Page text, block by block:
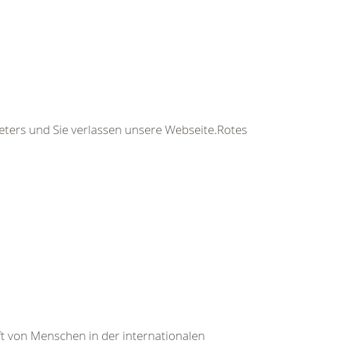
und Sie verlassen unsere Webseite.Rotes
von Menschen in der internationalen